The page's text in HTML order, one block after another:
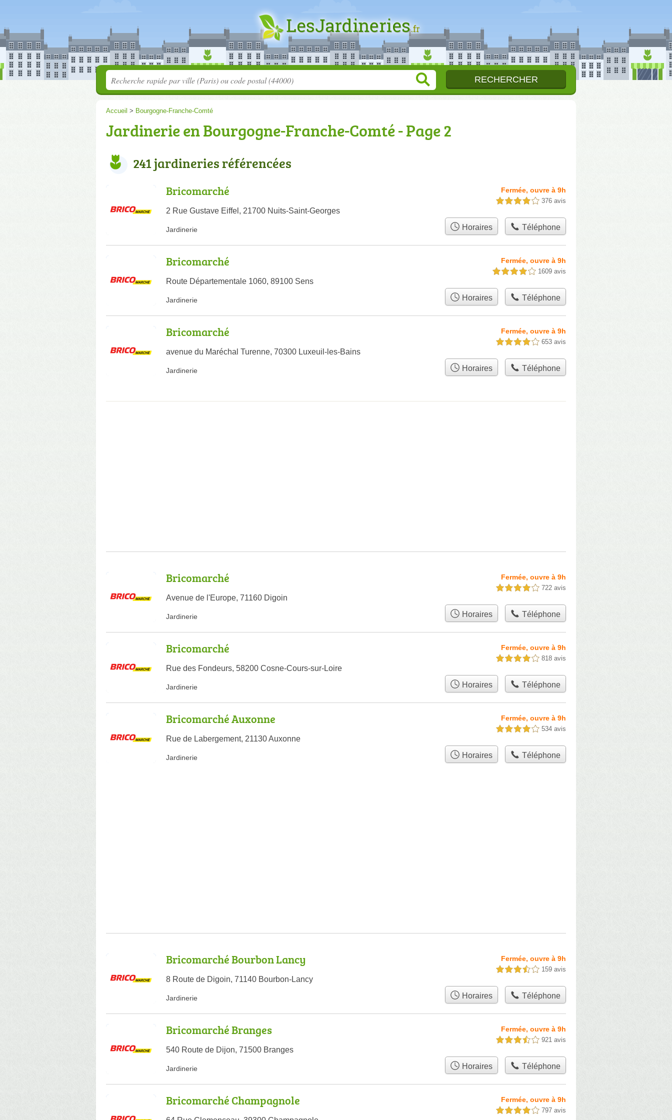
Accueil > Bourgogne-Franche-Comté
Jardinerie en Bourgogne-Franche-Comté - Page 2
241 jardineries référencées
Bricomarché
2 Rue Gustave Eiffel, 21700 Nuits-Saint-Georges
Fermée, ouvre à 9h
4,0 étoiles sur 5 376 avis
Jardinerie Horaires Téléphone
Bricomarché
Route Départementale 1060, 89100 Sens
Fermée, ouvre à 9h
4,0 étoiles sur 5 1609 avis
Jardinerie Horaires Téléphone
Bricomarché
avenue du Maréchal Turenne, 70300 Luxeuil-les-Bains
Fermée, ouvre à 9h
4,0 étoiles sur 5 653 avis
Jardinerie Horaires Téléphone
Bricomarché
Avenue de l'Europe, 71160 Digoin
Fermée, ouvre à 9h
4,0 étoiles sur 5 722 avis
Jardinerie Horaires Téléphone
Bricomarché
Rue des Fondeurs, 58200 Cosne-Cours-sur-Loire
Fermée, ouvre à 9h
4,0 étoiles sur 5 818 avis
Jardinerie Horaires Téléphone
Bricomarché Auxonne
Rue de Labergement, 21130 Auxonne
Fermée, ouvre à 9h
4,0 étoiles sur 5 534 avis
Jardinerie Horaires Téléphone
Bricomarché Bourbon Lancy
8 Route de Digoin, 71140 Bourbon-Lancy
Fermée, ouvre à 9h
3,5 étoiles sur 5 159 avis
Jardinerie Horaires Téléphone
Bricomarché Branges
540 Route de Dijon, 71500 Branges
Fermée, ouvre à 9h
3,5 étoiles sur 5 921 avis
Jardinerie Horaires Téléphone
Bricomarché Champagnole Fermée, ouvre à 9h
4,0 étoiles sur 5 797 avis